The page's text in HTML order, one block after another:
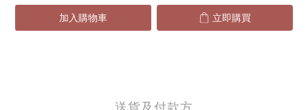
加入購物車 立即購買
送貨及付款方